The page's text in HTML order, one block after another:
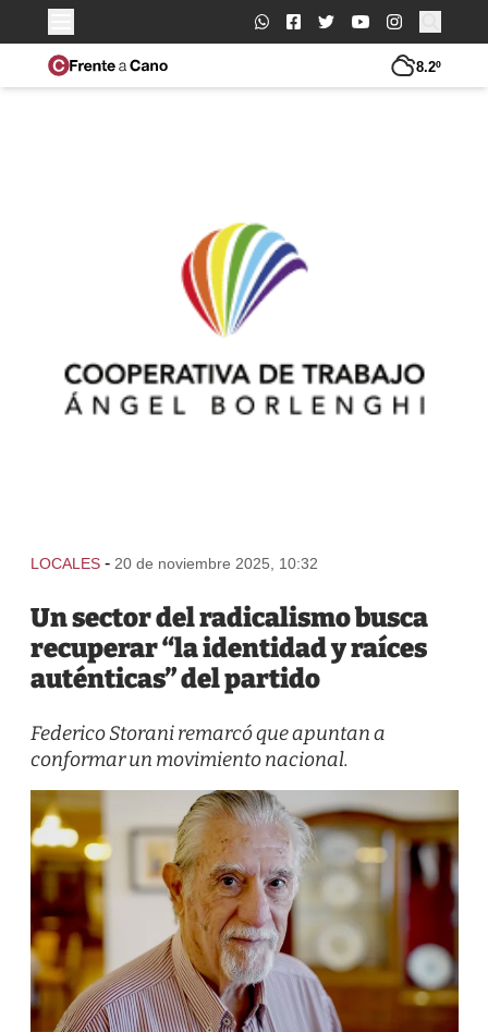
Buscar:
8.2º
LOCALES - 20 de noviembre 2025, 10:32
Un sector del radicalismo busca
recuperar “la identidad y raíces
auténticas” del partido
Federico Storani remarcó que apuntan a
conformar un movimiento nacional.